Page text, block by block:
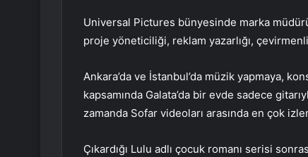
Universal Pictures bünyesinde marka
proje yöneticiliği, reklam yazarlığı,
Ankara’da ve İstanbul’da müzik yapmaya,
kapsamında Galata’da bir evde sadece
zamanda Sofar videoları arasında en çok
Çıkardığı Lulu adlı çocuk romanı serisi